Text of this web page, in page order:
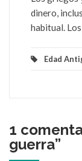
dinero,
habitual.
Edad
1
guerra”